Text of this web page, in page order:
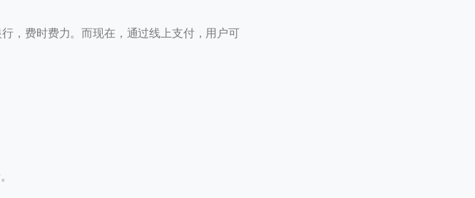
，费时费力。而现在，通过线上支付，用户可